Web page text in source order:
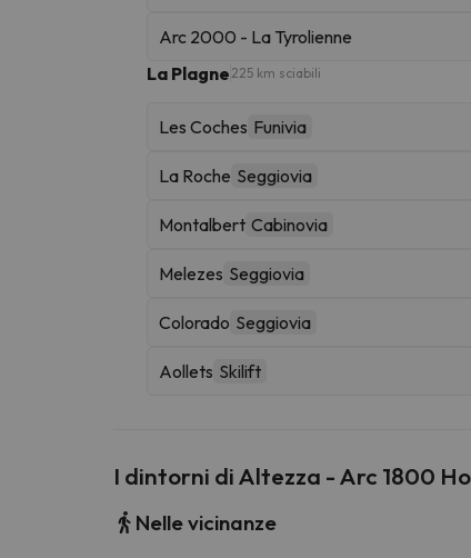
Arc 2000 - La Tyrolienne
La Plagne 225 km sciabili
Les Coches Funivia
La Roche Seggiovia
Montalbert Cabinovia
Melezes Seggiovia
Colorado Seggiovia
Aollets Skilift
I dintorni di Altezza - Arc 1800
Nelle vicinanze